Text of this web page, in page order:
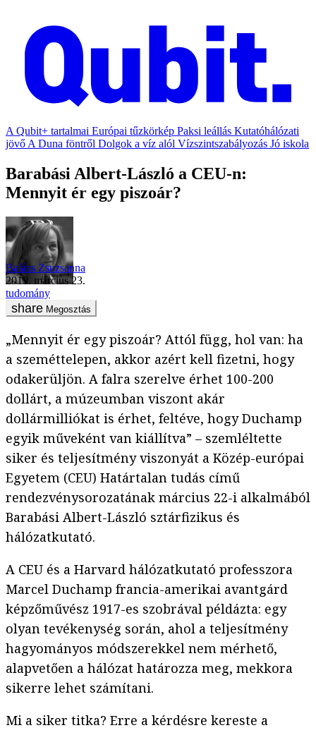
A Qubit+ tartalmai Európai tűzkörkép Paksi leállás Kutatóhálózati
jövő A Duna föntről Dolgok a víz alól Vízszintszabályozás Jó iskola
Barabási Albert-László a CEU-n:
Mennyit ér egy piszoár?
Balázs Zsuzsanna
2019. március 23.
tudomány
Megosztás
„Mennyit ér egy piszoár? Attól függ, hol van: ha
a szeméttelepen, akkor azért kell fizetni, hogy
odakerüljön. A falra szerelve érhet 100-200
dollárt, a múzeumban viszont akár
dollármilliókat is érhet, feltéve, hogy Duchamp
egyik műveként van kiállítva” – szemléltette
siker és teljesítmény viszonyát a Közép-európai
Egyetem (CEU) Határtalan tudás című
rendezvénysorozatának március 22-i alkalmából
Barabási Albert-László sztárfizikus és
hálózatkutató.
A CEU és a Harvard hálózatkutató professzora
Marcel Duchamp francia-amerikai avantgárd
képzőművész 1917-es szobrával példázta: egy
olyan tevékenység során, ahol a teljesítmény
hagyományos módszerekkel nem mérhető,
alapvetően a hálózat határozza meg, mekkora
sikerre lehet számítani.
Mi a siker titka? Erre a kérdésre kereste a